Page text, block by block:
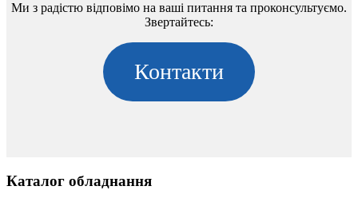
Ми з радістю відповімо на ваші питання та проконсультуємо.
Звертайтесь:
Контакти
Каталог обладнання